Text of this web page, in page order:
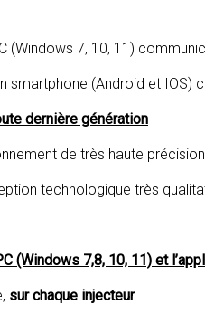
(Windows 7, 10, 11)
smartphone (Android et IOS)
dernière génération
de très haute précision
technologique très
(Windows 7,8, 10, 11) et
sur chaque injecteur